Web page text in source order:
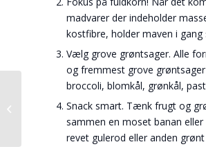
madvarer der indeholder
kostfibre, holder maven i
Vælg grove grøntsager. Alle
og fremmest grove
broccoli, blomkål, grønkål,
Snack smart. Tænk frugt og
sammen en moset banan
revet gulerod eller anden
Nudging gør de sunde valg lettere